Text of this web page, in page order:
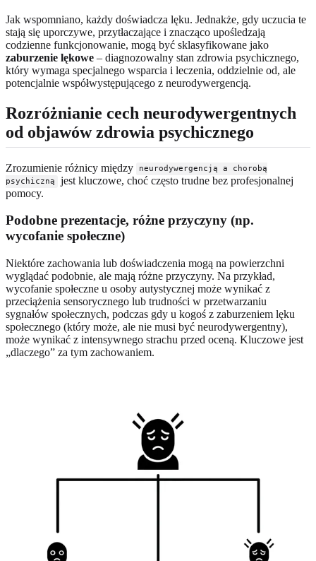
Jak wspomniano, każdy doświadcza lęku. Jednakże, gdy uczucia te
stają się uporczywe, przytłaczające i znacząco upośledzają
codzienne funkcjonowanie, mogą być sklasyfikowane jako
zaburzenie lękowe – diagnozowalny stan zdrowia psychicznego,
który wymaga specjalnego wsparcia i leczenia, oddzielnie od, ale
potencjalnie współwystępującego z neurodywergencją.
Rozróżnianie cech neurodywergentnych
od objawów zdrowia psychicznego
Zrozumienie różnicy między
neurodywergencją a chorobą
psychiczną
jest kluczowe, choć często trudne bez profesjonalnej
pomocy.
Podobne prezentacje, różne przyczyny (np.
wycofanie społeczne)
Niektóre zachowania lub doświadczenia mogą na powierzchni
wyglądać podobnie, ale mają różne przyczyny. Na przykład,
wycofanie społeczne u osoby autystycznej może wynikać z
przeciążenia sensorycznego lub trudności w przetwarzaniu
sygnałów społecznych, podczas gdy u kogoś z zaburzeniem lęku
społecznego (który może, ale nie musi być neurodywergentny),
może wynikać z intensywnego strachu przed oceną. Kluczowe jest
„dlaczego” za tym zachowaniem.